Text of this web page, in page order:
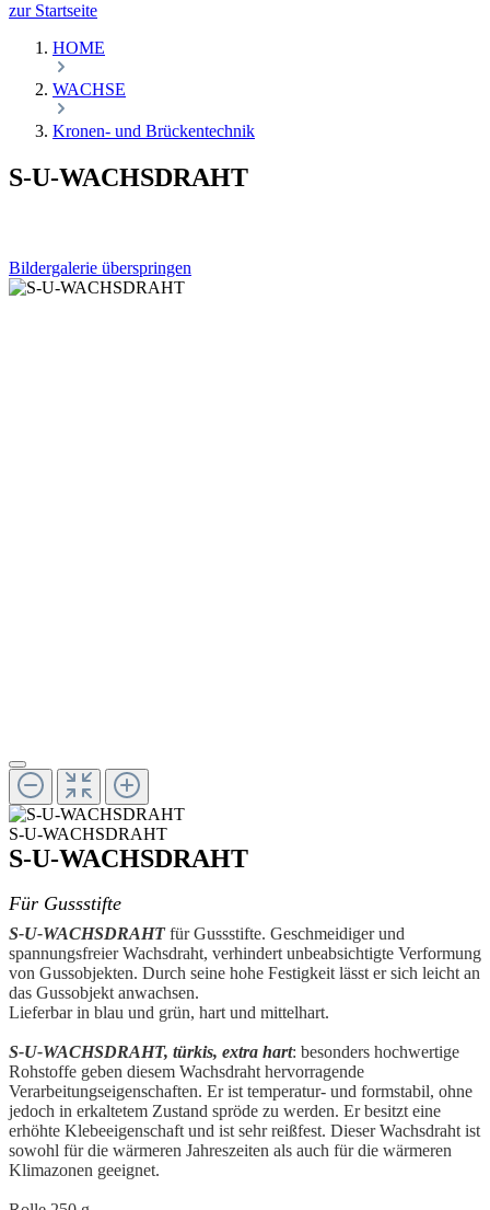
zur Startseite
HOME
WACHSE
Kronen- und Brückentechnik
S-U-WACHSDRAHT
Bildergalerie überspringen
S-U-WACHSDRAHT
S-U-WACHSDRAHT
Für Gussstifte
S-U-WACHSDRAHTfür Gussstifte. Geschmeidiger und
spannungsfreier Wachsdraht, verhindert unbeabsichtigte Verformung
von Gussobjekten. Durch seine hohe Festigkeit lässt er sich leicht an
das Gussobjekt anwachsen.
Lieferbar in blau und grün, hart und mittelhart.
S-U-WACHSDRAHT, türkis, extra hart: besonders hochwertige
Rohstoffe geben diesem Wachsdraht hervorragende
Verarbeitungseigenschaften. Er ist temperatur- und formstabil, ohne
jedoch in erkaltetem Zustand spröde zu werden. Er besitzt eine
erhöhte Klebeeigenschaft und ist sehr reißfest. Dieser Wachsdraht ist
sowohl für die wärmeren Jahreszeiten als auch für die wärmeren
Klimazonen geeignet.